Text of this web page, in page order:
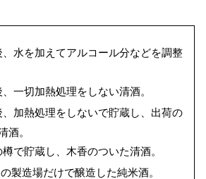
、水を加えてアルコール分などを調整
一切加熱処理をしない清酒。
、加熱処理をしないで貯蔵し、出荷の
酒。
で貯蔵し、木香のついた清酒。
製造場だけで醸造した純米酒。